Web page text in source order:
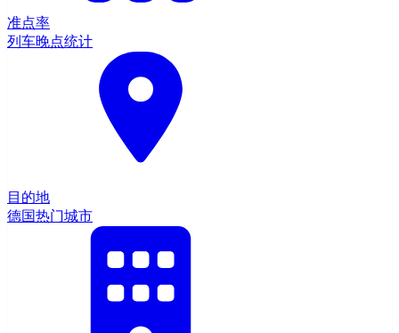
准点率
列车晚点统计
目的地
德国热门城市